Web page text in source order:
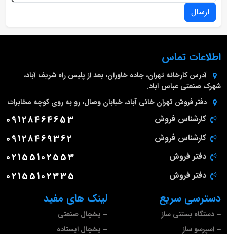
ارسال
لینک های مفید
یخچال صنعتی
یخچال ایستاده
دسترسی سریع
دستگاه بستنی ساز
اسپرسو ساز
اطلاعات تماس
آدرس کارخانه تهران، جاده خاوران، بعد از پلیس راه شریف آباد،
شهرک صنعتی عباس آباد.
دفتر فروش تهران خانی آباد، خیابان وصال، رو به روی کوچه مخابرات
کارشناس فروش 09128464653
کارشناس فروش 09128469362
دفتر فروش 02155102553
دفتر فروش 02155102335